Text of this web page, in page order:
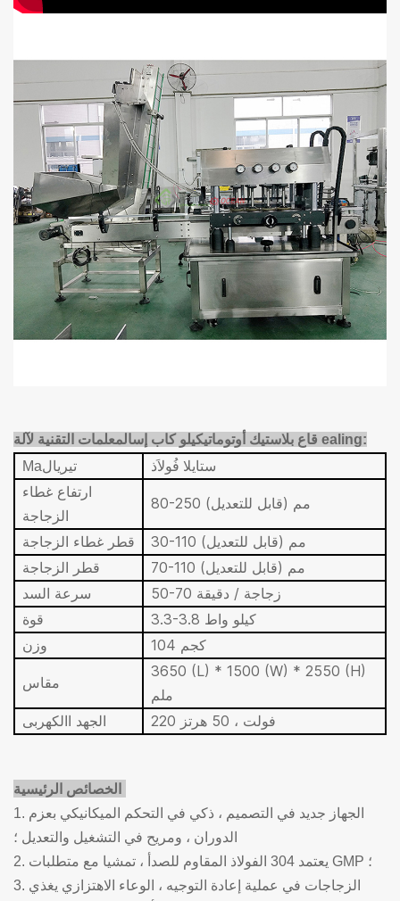
قاع بلاستيك أوتوماتيكيلو كاب إس
المعلمات التقنية لآلة ealing:
Maتيريال ستايلا فُولاَذ
ارتفاع غطاء
الزجاجة
80-250 مم (قابل للتعديل)
قطر غطاء الزجاجة
30-110 مم (قابل للتعديل)
قطر الزجاجة
70-110 مم (قابل للتعديل)
سرعة السد
50-70 زجاجة / دقيقة
قوة
3.3-3.8 كيلو واط
وزن
104 كجم
مقاس
3650 (L) * 1500 (W) * 2550 (H)
ملم
الجهد االكهربى
220 فولت ، 50 هرتز
1. الجهاز جديد في التصميم ، ذكي في التحكم الميكانيكي بعزم
الدوران ، ومريح في التشغيل والتعديل ؛
2. يعتمد 304 الفولاذ المقاوم للصدأ ، تمشيا مع متطلبات GMP ؛
3. الزجاجات في عملية إعادة التوجيه ، الوعاء الاهتزازي يغذي